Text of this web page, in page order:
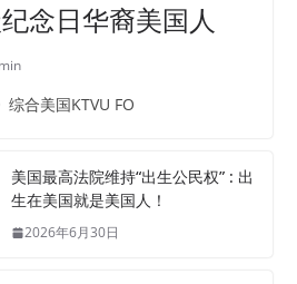
念日华裔美国人
综合美国KTVU FO
美国最高法院维持“出生公民权” : 出
生在美国就是美国人！
2026年6月30日